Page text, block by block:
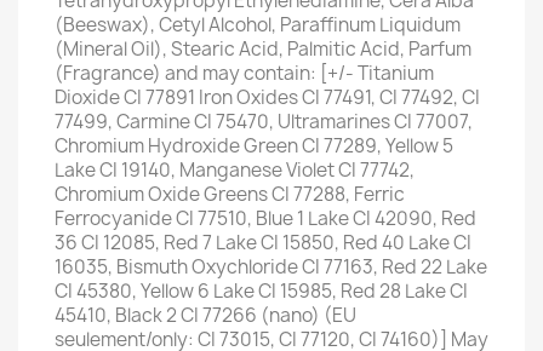
(Beeswax), Cetyl Alcohol, Paraffinum Liquidum
(Mineral Oil), Stearic Acid, Palmitic Acid, Parfum
(Fragrance) and may contain: [+/- Titanium
Dioxide CI 77891 Iron Oxides CI 77491, CI 77492, CI
77499, Carmine CI 75470, Ultramarines CI 77007,
Chromium Hydroxide Green CI 77289, Yellow 5
Lake CI 19140, Manganese Violet CI 77742,
Chromium Oxide Greens CI 77288, Ferric
Ferrocyanide CI 77510, Blue 1 Lake CI 42090, Red
36 CI 12085, Red 7 Lake CI 15850, Red 40 Lake CI
16035, Bismuth Oxychloride CI 77163, Red 22 Lake
CI 45380, Yellow 6 Lake CI 15985, Red 28 Lake CI
45410, Black 2 CI 77266 (nano) (EU
seulement/only: CI 73015, CI 77120, CI 74160)] May